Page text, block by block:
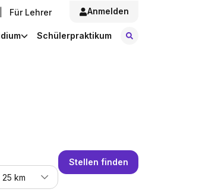
Für Lehrer Anmelden
Schülerpraktikum
25 km
Stellen finden